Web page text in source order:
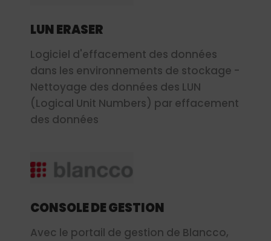
LUN ERASER
Logiciel d'effacement des données
dans les environnements de stockage -
Nettoyage des données des LUN
(Logical Unit Numbers) par effacement
des données
CONSOLE DE GESTION
Avec le portail de gestion de Blancco,